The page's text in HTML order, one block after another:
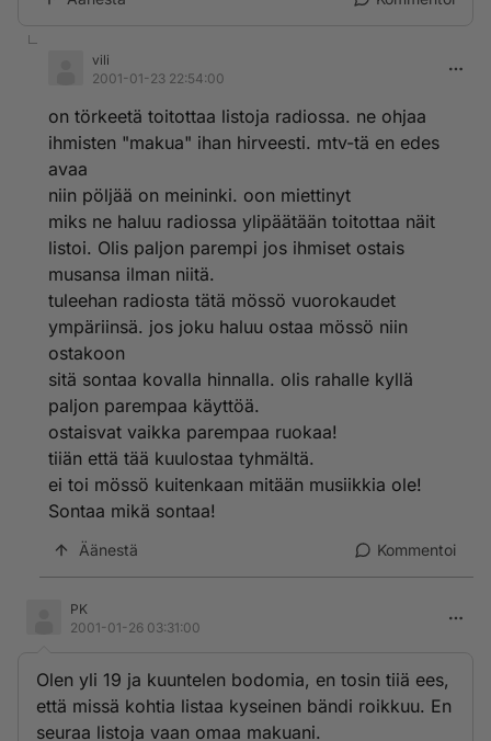
vili
2001-01-23 22:54:00
on törkeetä toitottaa listoja radiossa. ne ohjaa
ihmisten "makua" ihan hirveesti. mtv-tä en edes
avaa
niin pöljää on meininki. oon miettinyt
miks ne haluu radiossa ylipäätään toitottaa näit
listoi. Olis paljon parempi jos ihmiset ostais
musansa ilman niitä.
tuleehan radiosta tätä mössö vuorokaudet
ympäriinsä. jos joku haluu ostaa mössö niin
ostakoon
sitä sontaa kovalla hinnalla. olis rahalle kyllä
paljon parempaa käyttöä.
ostaisvat vaikka parempaa ruokaa!
tiiän että tää kuulostaa tyhmältä.
ei toi mössö kuitenkaan mitään musiikkia ole!
Sontaa mikä sontaa!
Äänestä Kommentoi
PK
2001-01-26 03:31:00
Olen yli 19 ja kuuntelen bodomia, en tosin tiiä ees,
että missä kohtia listaa kyseinen bändi roikkuu. En
seuraa listoja vaan omaa makuani.